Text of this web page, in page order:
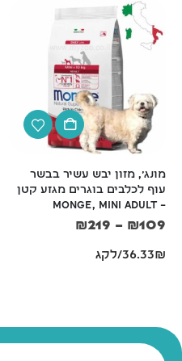
מונג', מזון יבש לגורים וכלבים
צעירים מכל הגזעים, בשר
כבש ואורז – Monge, Lamb
with Rice